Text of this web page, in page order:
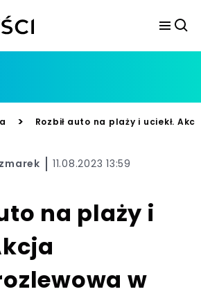
> Rozbił auto na plaży i uciekł.
11.08.2023 13:59
na plaży i
w